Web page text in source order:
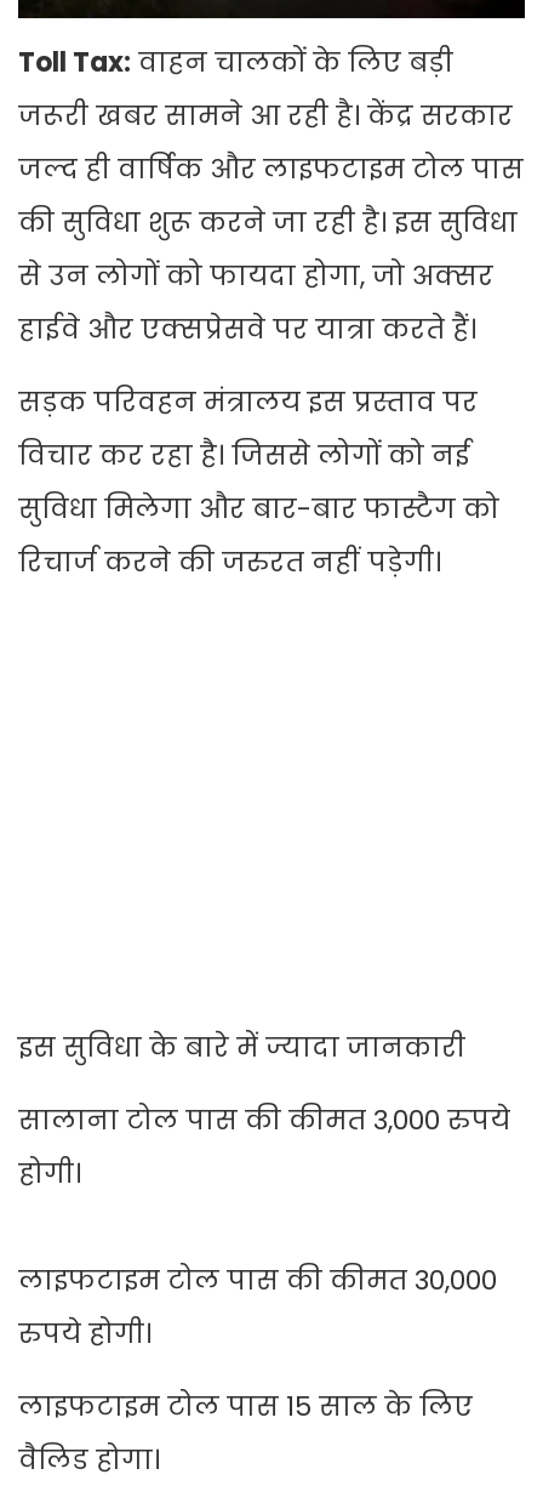
Toll Tax: वाहन चालकों के लिए बड़ी
जरूरी खबर सामने आ रही है। केंद्र सरकार
जल्द ही वार्षिक और लाइफटाइम टोल पास
की सुविधा शुरू करने जा रही है। इस सुविधा
से उन लोगों को फायदा होगा, जो अक्सर
हाईवे और एक्सप्रेसवे पर यात्रा करते हैं।
सड़क परिवहन मंत्रालय इस प्रस्ताव पर
विचार कर रहा है। जिससे लोगों को नई
सुविधा मिलेगा और बार-बार फास्टैग को
रिचार्ज करने की जरुरत नहीं पड़ेगी।
इस सुविधा के बारे में ज्यादा जानकारी
सालाना टोल पास की कीमत 3,000 रुपये
होगी।
लाइफटाइम टोल पास की कीमत 30,000
रुपये होगी।
लाइफटाइम टोल पास 15 साल के लिए
वैलिड होगा।